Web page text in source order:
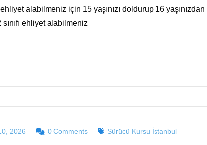
alabilmeniz için 15 yaşınızı doldurup 16 yaşınızdan
ehliyet alabilmeniz
2026 0 Comments Sürücü Kursu İstanbul